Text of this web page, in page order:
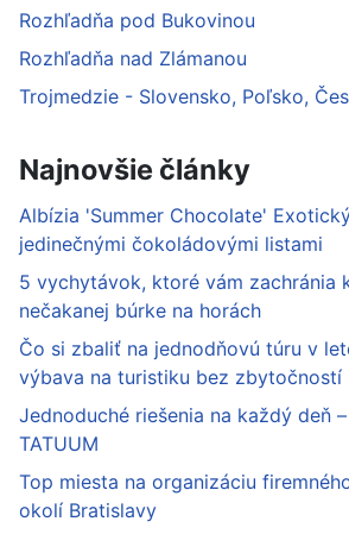
Rozhľadňa pod Bukovinou
Rozhľadňa nad Zlámanou
Trojmedzie - Slovensko, Poľsko,
Najnovšie články
Albízia 'Summer Chocolate'
jedinečnými čokoládovými listami
5 vychytávok, ktoré vám zachránia
nečakanej búrke na horách
Čo si zbaliť na jednodňovú túru v
výbava na turistiku bez zbytočností
Jednoduché riešenia na každý deň
TATUUM
Top miesta na organizáciu
okolí Bratislavy